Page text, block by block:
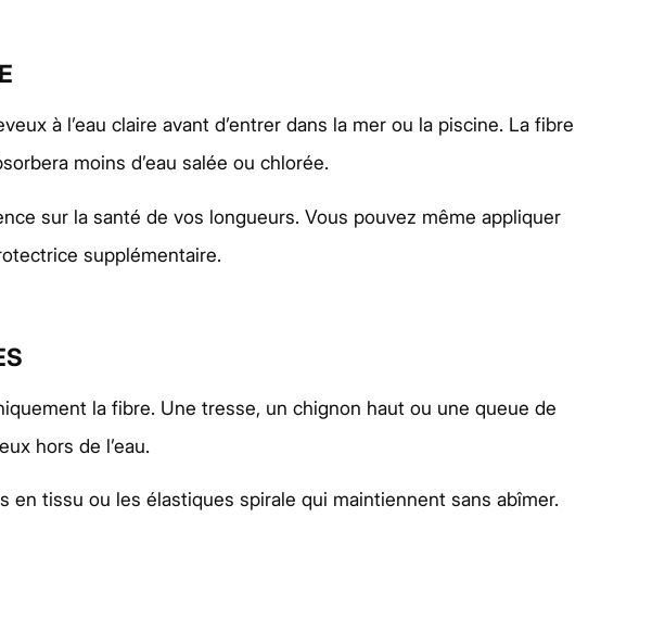
à l’eau claire avant d’entrer dans la mer ou la piscine. La fibre
moins d’eau salée ou chlorée.
sur la santé de vos longueurs. Vous pouvez même appliquer
supplémentaire.
la fibre. Une tresse, un chignon haut ou une queue de
hors de l’eau.
tissu ou les élastiques spirale qui maintiennent sans abîmer.